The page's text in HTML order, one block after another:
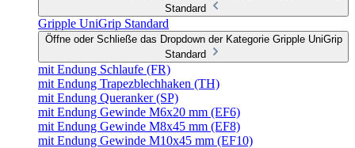
Standard
Gripple UniGrip Standard
Öffne oder Schließe das Dropdown der Kategorie Gripple UniGrip
Standard
mit Endung Schlaufe (FR)
mit Endung Trapezblechhaken (TH)
mit Endung Queranker (SP)
mit Endung Gewinde M6x20 mm (EF6)
mit Endung Gewinde M8x45 mm (EF8)
mit Endung Gewinde M10x45 mm (EF10)